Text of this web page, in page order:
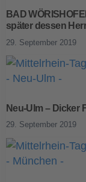
BAD
später dessen
29. September 2019
Neu-Ulm – Dicker
29. September 2019